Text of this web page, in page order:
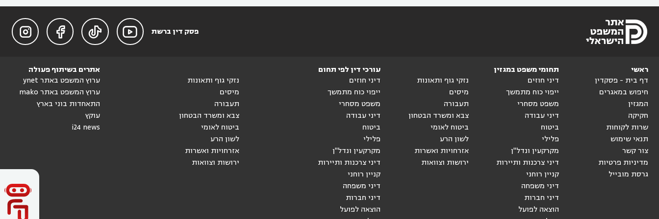
פסק דין ברשת 



ראשי
דף בית - פסקדין
חיפוש במאגרים
המגזין
חקיקה
שרות לקוחות
תנאי שימוש
צור קשר
מדיניות פרטיות
גרסת מובייל
תחומי משפט במגזין
דיני חוזים
ייפוי כוח מתמשך
משפט מסחרי
דיני עבודה
ביטוח
פלילי
מקרקעין ונדל"ן
דיני צרכנות ותיירות
קניין רוחני
דיני משפחה
דיני חברות
הוצאה לפועל
נזקי גוף ותאונות
מיסים
תעבורה
צבא ומשרד הבטחון
ביטוח לאומי
לשון הרע
אזרחויות ואשרות
ירושות וצוואות
עורכי דין לפי תחום
דיני חוזים
ייפוי כוח מתמשך
משפט מסחרי
דיני עבודה
ביטוח
פלילי
מקרקעין ונדל"ן
דיני צרכנות ותיירות
קניין רוחני
דיני משפחה
דיני חברות
הוצאה לפועל
נזקי גוף ותאונות
מיסים
תעבורה
צבא ומשרד הבטחון
ביטוח לאומי
לשון הרע
אזרחויות ואשרות
ירושות וצוואות
אתרים בשיתוף פעולה
ערוץ המשפט באתר ynet
ערוץ המשפט באתר mako
התאחדות בוני בארץ
עוקץ
i24 news